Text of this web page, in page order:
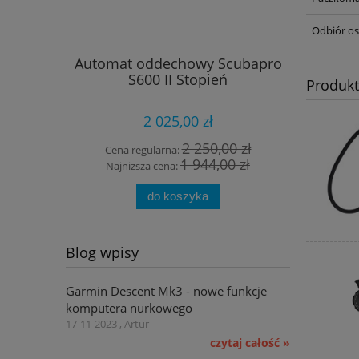
Automat oddechowy Scubapro
S600 II Stopień
2 025,00 zł
Cena regularna:2 250,00 zł
Najniższa cena:1 944,00 zł
do koszyka
Blog wpisy
Garmin Descent Mk3 - nowe funkcje
komputera nurkowego
17-11-2023 , Artur
czytaj całość »
Odbiór